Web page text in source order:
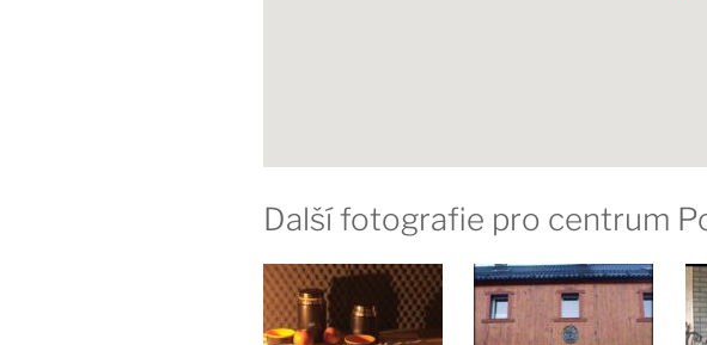
Další fotografie pro centrum